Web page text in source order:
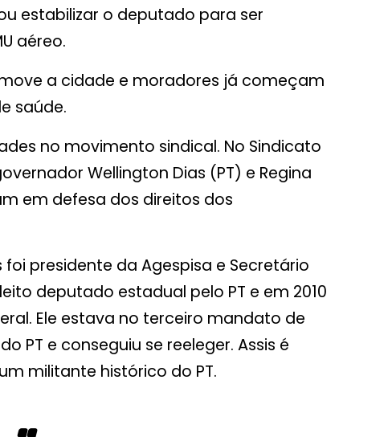
estabilizar o deputado para ser
aéreo.
a cidade e moradores já começam
saúde.
no movimento sindical. No Sindicato
Wellington Dias (PT) e Regina
em defesa dos direitos dos
foi presidente da Agespisa e Secretário
deputado estadual pelo PT e em 2010
Ele estava no terceiro mandato de
PT e conseguiu se reeleger. Assis é
militante histórico do PT.